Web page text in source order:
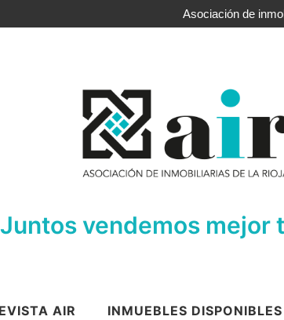
Asociación de
Juntos vendemos mejor
AIR INMUEBLES DISPONIBLES